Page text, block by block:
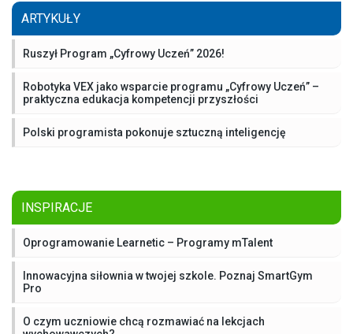
ARTYKUŁY
Ruszył Program „Cyfrowy Uczeń” 2026!
Robotyka VEX jako wsparcie programu „Cyfrowy Uczeń” –
praktyczna edukacja kompetencji przyszłości
Polski programista pokonuje sztuczną inteligencję
INSPIRACJE
Oprogramowanie Learnetic – Programy mTalent
Innowacyjna siłownia w twojej szkole. Poznaj SmartGym
Pro
O czym uczniowie chcą rozmawiać na lekcjach